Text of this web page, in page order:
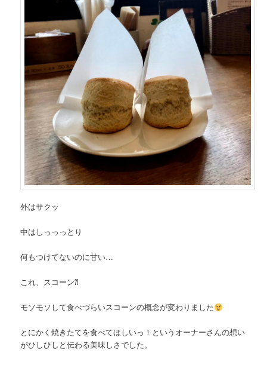
外はサクッ
中はしっっっとり
何もつけてないのに甘い…
これ、スコーン⁈
モソモソして食べづらいスコーンの概念が変わりました
とにかく焼きたてを食べてほしいっ！というオーナーさんの想い
がひしひしと伝わる美味しさでした。